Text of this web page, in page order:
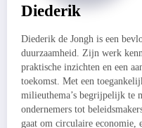
Diederik
Diederik de Jongh is een
duurzaamheid. Zijn werk
praktische inzichten en een
toekomst. Met een
milieuthema’s begrijpelijk te
ondernemers tot
gaat om circulaire economie,